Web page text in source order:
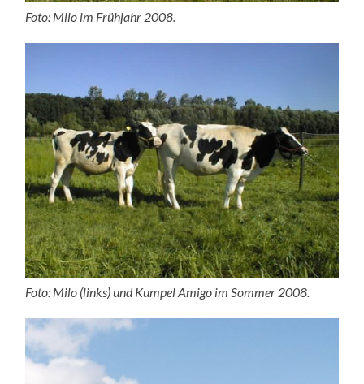
Foto: Milo im Frühjahr 2008.
Foto: Milo (links) und Kumpel Amigo im Sommer 2008.